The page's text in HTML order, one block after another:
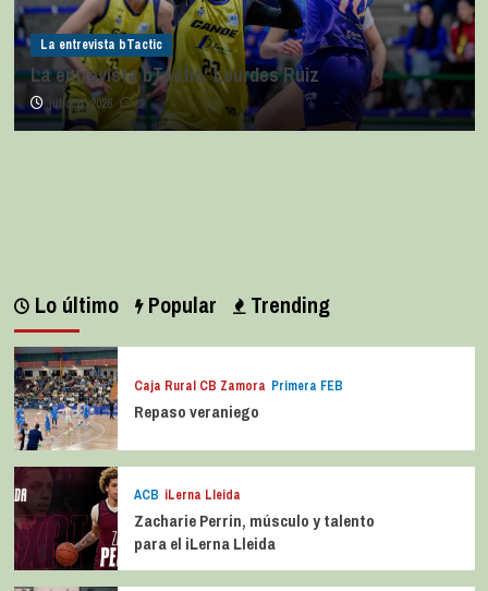
La entrevista bTactic
La entrevista bTactic: Lourdes Ruiz
julio 11, 2026 0
Lo último Popular Trending
Caja Rural CB Zamora Primera FEB
Repaso veraniego
ACB iLerna Lleida
Zacharie Perrin, músculo y talento
para el iLerna Lleida